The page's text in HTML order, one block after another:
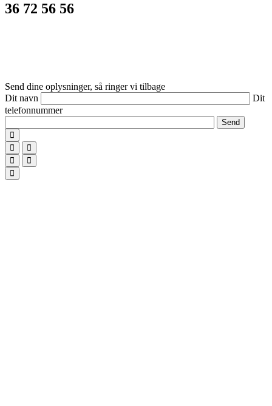
36 72 56 56
Send dine oplysninger, så ringer vi tilbage
Dit navn
Dit
telefonnummer